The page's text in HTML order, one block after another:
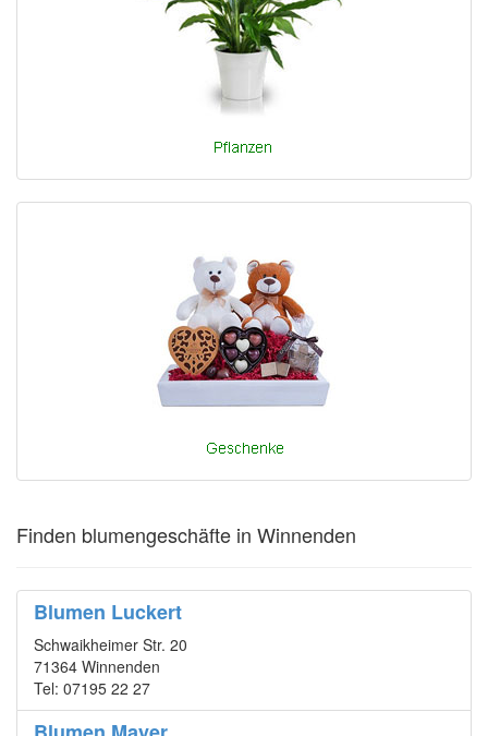
Finden blumengeschäfte in Winnenden
Blumen Luckert
Schwaikheimer Str. 20
71364 Winnenden
Tel: 07195 22 27